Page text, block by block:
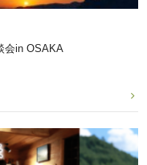
会in OSAKA